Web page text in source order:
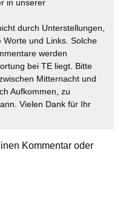
in unserer
durch Unterstellungen,
und Links. Solche
werden
bei TE liegt. Bitte
Mitternacht und
Aufkommen, zu
Vielen Dank für Ihr
Kommentar oder